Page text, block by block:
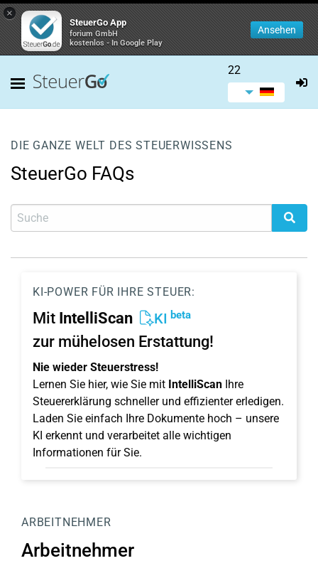
×
SteuerGo App
forium GmbH
kostenlos - In Google Play
Ansehen
22
DIE GANZE WELT DES STEUERWISSENS
SteuerGo FAQs
KI-POWER FÜR IHRE STEUER:
Mit IntelliScan KI beta
zur mühelosen Erstattung!
Nie wieder Steuerstress!
Lernen Sie hier, wie Sie mit IntelliScan Ihre
Steuererklärung schneller und effizienter erledigen.
Laden Sie einfach Ihre Dokumente hoch – unsere
KI erkennt und verarbeitet alle wichtigen
Informationen für Sie.
ARBEITNEHMER
Arbeitnehmer